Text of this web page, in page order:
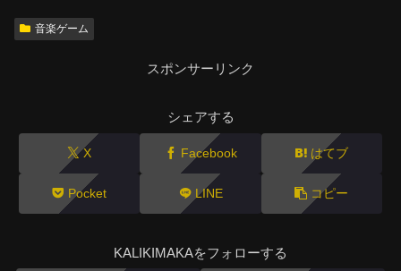
音楽ゲーム
スポンサーリンク
シェアする
X Facebook はてブ
Pocket LINE コピー
KALIKIMAKAをフォローする